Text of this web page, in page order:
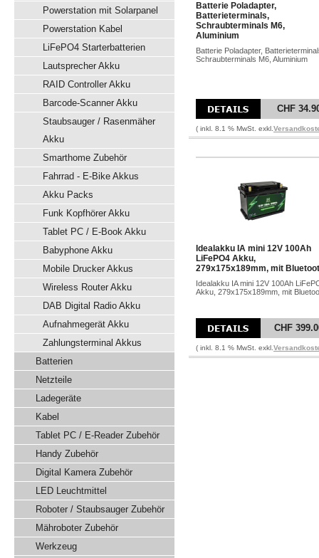
Powerstation mit Solarpanel
Powerstation Kabel
LiFePO4 Starterbatterien
Lautsprecher Akku
RAID Controller Akku
Barcode-Scanner Akku
Staubsauger / Rasenmäher
Akku
Smarthome Zubehör
Fahrrad - E-Bike Akkus
Akku Packs
Funk Kopfhörer Akku
Tablet PC / E-Book Akku
Babyphone Akku
Mobile Drucker Akkus
Wireless Router Akku
DAB Digital Radio Akku
Aufnahmegerät Akku
Zahlungsterminal Akkus
Batterien
Netzteile
Ladegeräte
Kabel
Tablet PC / E-Reader Zubehör
Handy Zubehör
Digital Kamera Zubehör
LED Leuchtmittel
Roboter / Staubsauger Zubehör
Mähroboter Zubehör
Werkzeug
Batterie Poladapter,
Batterieterminals,
Schraubterminals M6,
Aluminium
Batterie Poladapter,
Schraubterminals M6, Aluminium
CHF
( inkl. 8.1 % MwSt. exkl.
Idealakku IA mini 12V 100Ah
LiFePO4 Akku,
279x175x189mm, mit
Idealakku IA mini 12V 100Ah
Akku, 279x175x189mm, mit
CHF
( inkl. 8.1 % MwSt. exkl.